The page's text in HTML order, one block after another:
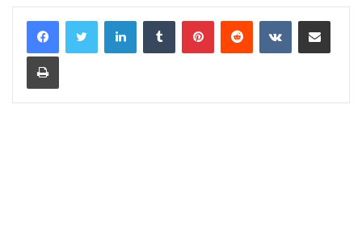
LinkedInTumblr PinterestReddit VKontakteShare via Email
Print